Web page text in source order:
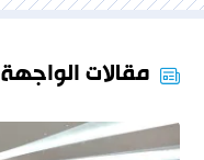
مقالات الواجهة